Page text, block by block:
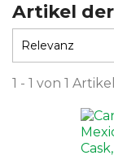
Artikel
Relevanz
1 - 1 von 1